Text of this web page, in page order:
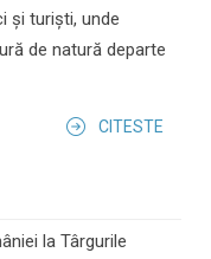
și turiști, unde
de natură departe
CITESTE
la Târgurile